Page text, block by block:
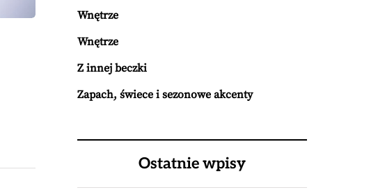
Wnętrze
Wnętrze
Z innej beczki
Zapach, świece i sezonowe akcenty
Ostatnie wpisy